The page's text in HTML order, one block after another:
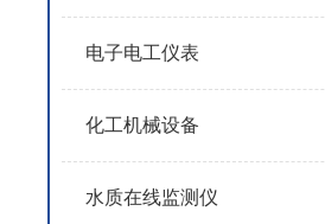
电子电工仪表
化工机械设备
水质在线监测仪